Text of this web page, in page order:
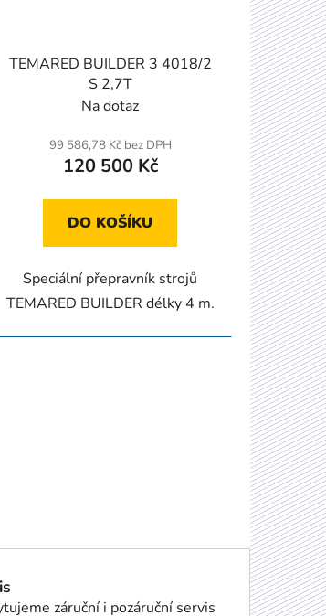
TEMARED BUILDER 3 4018/2
S 2,7T
Na dotaz
99 586,78 Kč bez DPH
120 500 Kč
DO KOŠÍKU
Speciální přepravník strojů
TEMARED BUILDER délky 4 m.
záruční i pozáruční servis